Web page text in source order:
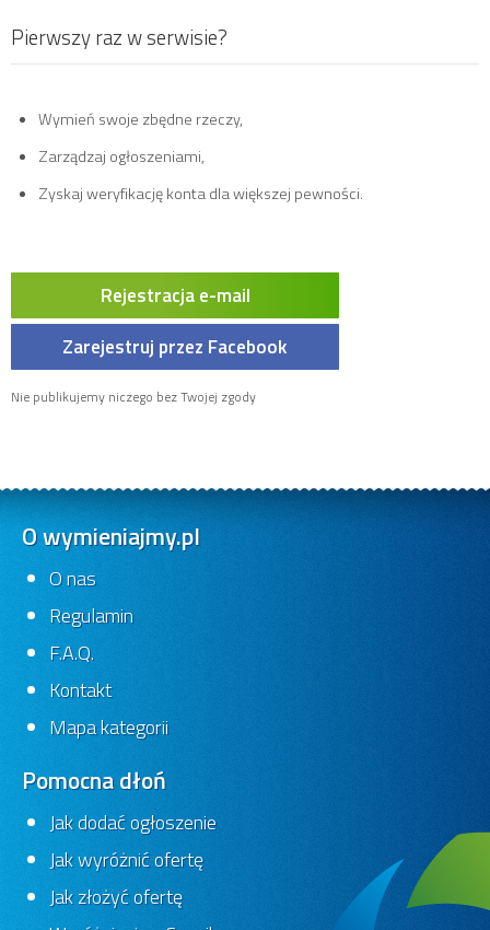
Pierwszy raz w serwisie?
Wymień swoje zbędne rzeczy,
Zarządzaj ogłoszeniami,
Zyskaj weryfikację konta dla większej pewności.
Rejestracja e-mail
Zarejestruj przez Facebook
Nie publikujemy niczego bez Twojej zgody
O wymieniajmy.pl
O nas
Regulamin
F.A.Q.
Kontakt
Mapa kategorii
Pomocna dłoń
Jak dodać ogłoszenie
Jak wyróżnić ofertę
Jak złożyć ofertę